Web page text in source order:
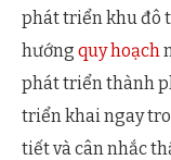
phát triển khu đô
hướng quy hoạch
phát triển thành
triển khai ngay
tiết và cân nhắc